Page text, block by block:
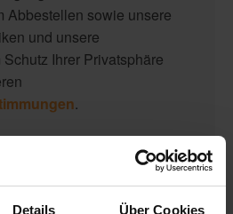
Details Über Cookies
Abbestellen sowie unsere
und unsere
Ihrer Privatsphäre
.